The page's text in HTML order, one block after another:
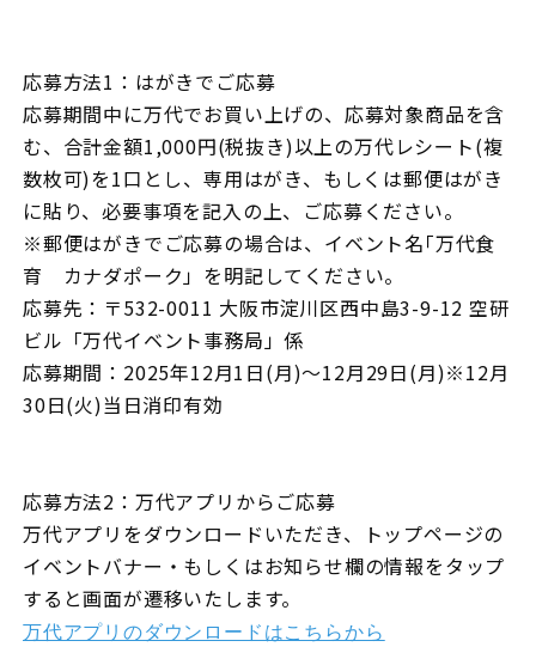
応募方法1：はがきでご応募
応募期間中に万代でお買い上げの、応募対象商品を含
む、合計金額1,000円(税抜き)以上の万代レシート(複
数枚可)を1口とし、専用はがき、もしくは郵便はがき
に貼り、必要事項を記入の上、ご応募ください。
※郵便はがきでご応募の場合は、イベント名｢万代食
育 カナダポーク」を明記してください。
応募先：〒532-0011 大阪市淀川区西中島3-9-12 空研
ビル「万代イベント事務局」係
応募期間：2025年12月1日(月)～12月29日(月)※12月
30日(火)当日消印有効
応募方法2：万代アプリからご応募
万代アプリをダウンロードいただき、トップページの
イベントバナー・もしくはお知らせ欄の情報をタップ
すると画面が遷移いたします。
万代アプリのダウンロードはこちらから